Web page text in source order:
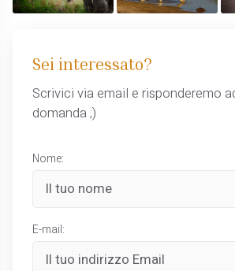
Sei interessato?
Scrivici via email e risponderemo
domanda ;)
Nome:
E-mail: